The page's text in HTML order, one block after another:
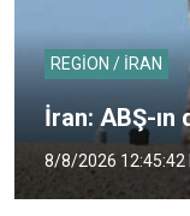
REGİON / İRAN
İran: ABŞ-ın
8/8/2026 12:45:42